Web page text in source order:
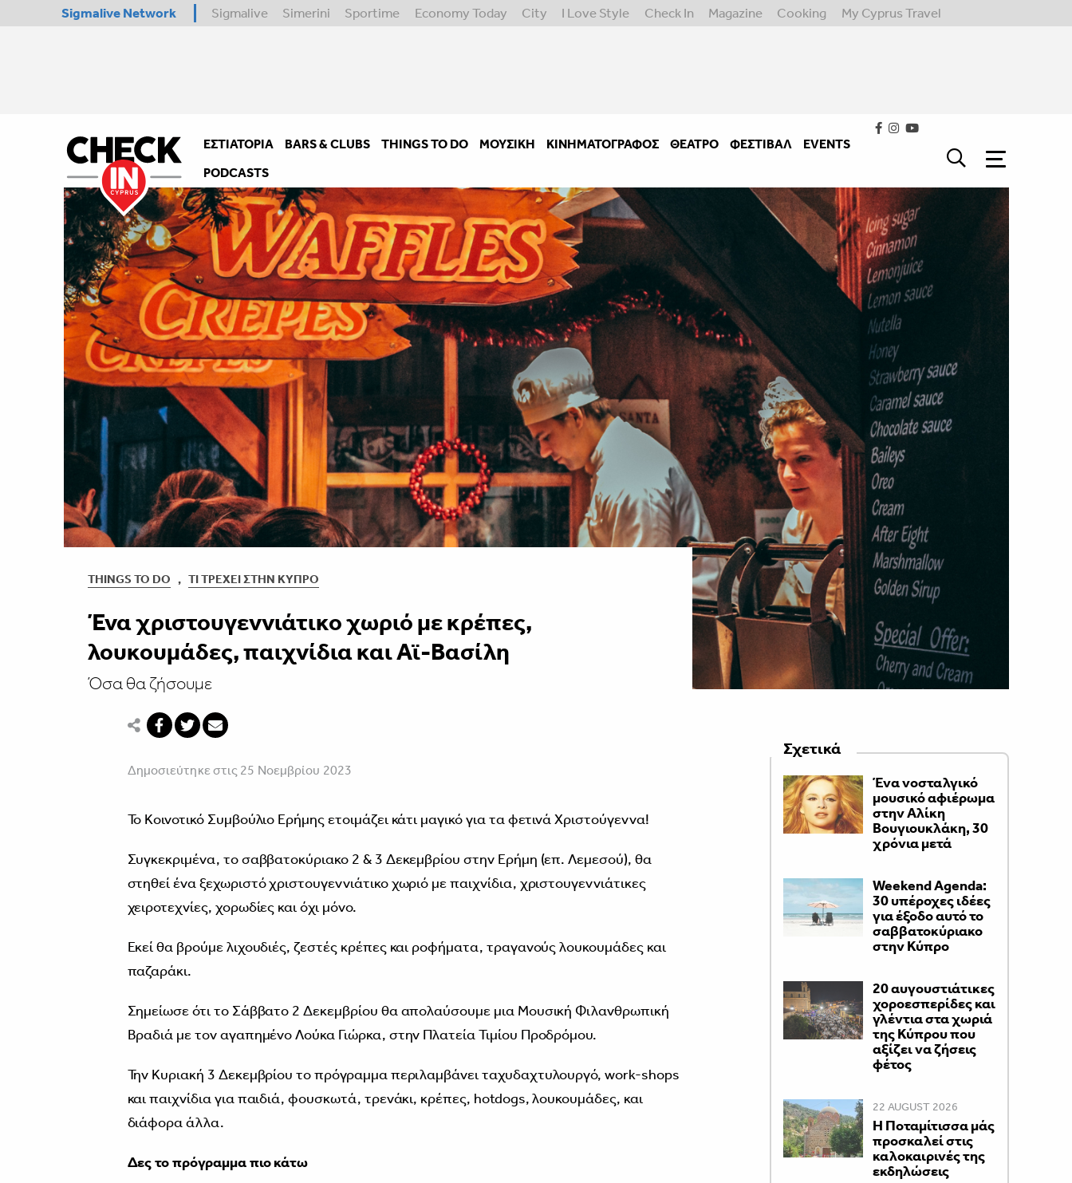
Sigmalive Network Sigmalive Simerini Sportime Economy Today City I Love Style Check In Magazine Cooking My Cyprus Travel
ΕΣΤΙΑΤΌΡΙΑ BARS & CLUBS THINGS TO DO ΜΟΥΣΙΚΉ ΚΙΝΗΜΑΤΟΓΡΆΦΟΣ ΘΈΑΤΡΟ ΦΕΣΤΙΒΑΛ
EVENTS
PODCASTS
THINGS TO DO , ΤΙ ΤΡΈΧΕΙ ΣΤΗΝ ΚΎΠΡΟ
Ένα χριστουγεννιάτικο χωριό με κρέπες,
λουκουμάδες, παιχνίδια και Αϊ-Βασίλη
Όσα θα ζήσουμε
Δημοσιεύτηκε στις 25 Νοεμβρίου 2023
Το Κοινοτικό Συμβούλιο Ερήμης ετοιμάζει κάτι μαγικό για τα φετινά Χριστούγεννα!
Συγκεκριμένα, το σαββατοκύριακο 2 & 3 Δεκεμβρίου στην Ερήμη (επ. Λεμεσού), θα
στηθεί ένα ξεχωριστό χριστουγεννιάτικο χωριό με παιχνίδια, χριστουγεννιάτικες
χειροτεχνίες, χορωδίες και όχι μόνο.
Εκεί θα βρούμε λιχουδιές, ζεστές κρέπες και ροφήματα, τραγανούς λουκουμάδες και
παζαράκι.
Σημείωσε ότι το Σάββατο 2 Δεκεμβρίου θα απολαύσουμε μια Μουσική Φιλανθρωπική
Βραδιά με τον αγαπημένο Λούκα Γιώρκα, στην Πλατεία Τιμίου Προδρόμου.
Την Κυριακή 3 Δεκεμβρίου το πρόγραμμα περιλαμβάνει ταχυδαχτυλουργό, work-shops
και παιχνίδια για παιδιά, φουσκωτά, τρενάκι, κρέπες, hotdogs, λουκουμάδες, και
διάφορα άλλα.
Δες το πρόγραμμα πιο κάτω
Σχετικά
Ένα νοσταλγικό
μουσικό αφιέρωμα
στην Αλίκη
Βουγιουκλάκη, 30
χρόνια μετά
Weekend Agenda:
30 υπέροχες ιδέες
για έξοδο αυτό το
σαββατοκύριακο
στην Κύπρο
20 αυγουστιάτικες
χοροεσπερίδες και
γλέντια στα χωριά
της Κύπρου που
αξίζει να ζήσεις
φέτος
22 AUGUST 2026
Η Ποταμίτισσα μάς
προσκαλεί στις
καλοκαιρινές της
εκδηλώσεις